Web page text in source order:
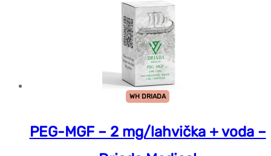
WH DRIADA
PEG-MGF – 2 mg/lahvička + voda –